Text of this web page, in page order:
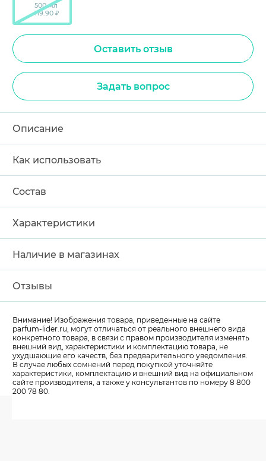
500 мл
119.90 ₽
Оставить отзыв
Задать вопрос
Описание
Как использовать
Состав
Характеристики
Наличие в магазинах
Отзывы
Внимание! Изображения товара, приведенные на сайте
parfum-lider.ru, могут отличаться от реального внешнего вида
конкретного товара, в связи с правом производителя изменять
внешний вид, характеристики и комплектацию товара, не
ухудшающие его качеств, без предварительного уведомления.
В случае любых сомнений перед покупкой уточняйте
характеристики, комплектацию и внешний вид на официальном
сайте производителя, а также у консультантов по номеру 8 800
200 78 80.